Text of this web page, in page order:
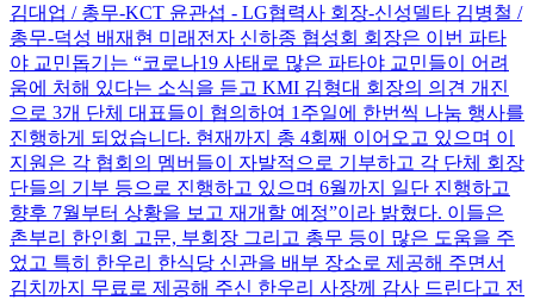
김대업 / 총무-KCT 윤관섭 - LG협력사 회장-신성델타 김병철 /
총무-덕성 배재현 미래전자 신하종 협성회 회장은 이번 파타
야 교민돕기는 “코로나19 사태로 많은 파타야 교민들이 어려
움에 처해 있다는 소식을 듣고 KMI 김형대 회장의 의견 개진
으로 3개 단체 대표들이 협의하여 1주일에 한번씩 나눔 행사를
진행하게 되었습니다. 현재까지 총 4회째 이어오고 있으며 이
지원은 각 협회의 멤버들이 자발적으로 기부하고 각 단체 회장
단들의 기부 등으로 진행하고 있으며 6월까지 일단 진행하고
향후 7월부터 상황을 보고 재개할 예정”이라 밝혔다. 이들은
촌부리 한인회 고문, 부회장 그리고 총무 등이 많은 도움을 주
었고 특히 한우리 한식당 신관을 배부 장소로 제공해 주면서
김치까지 무료로 제공해 주신 한우리 사장께 감사 드린다고 전